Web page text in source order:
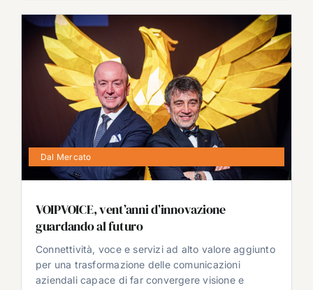
Dal Mercato
VOIPVOICE, vent’anni d’innovazione
guardando al futuro
Connettività, voce e servizi ad alto valore aggiunto
per una trasformazione delle comunicazioni
aziendali capace di far convergere visione e